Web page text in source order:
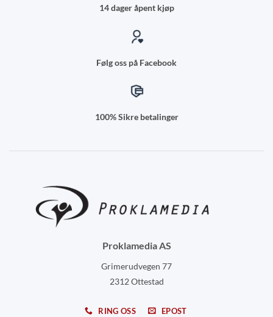
14 dager åpent kjøp
Følg oss på Facebook
100% Sikre betalinger
Proklamedia AS
Grimerudvegen 77
2312 Ottestad
RING OSS EPOST